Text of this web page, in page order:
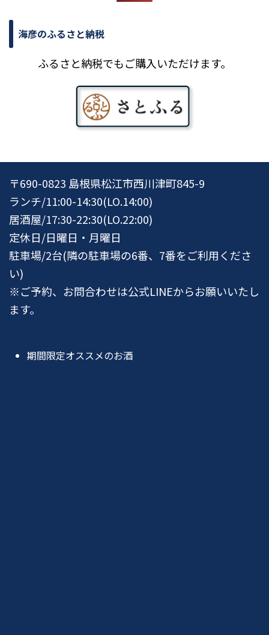
海彦のふるさと納税
ふるさと納税でもご購入いただけます。
〒690-0823 島根県松江市西川津町845-9
ランチ/11:00-14:30(LO.14:00)
居酒屋/17:30-22:30(LO.22:00)
定休日/日曜日・月曜日
駐車場/2台(隣の駐車場の6番、7番をご利用くださ
い)
※ご予約、お問合わせは公式LINEからお願いいたし
ます。
期間限定オススメのお酒